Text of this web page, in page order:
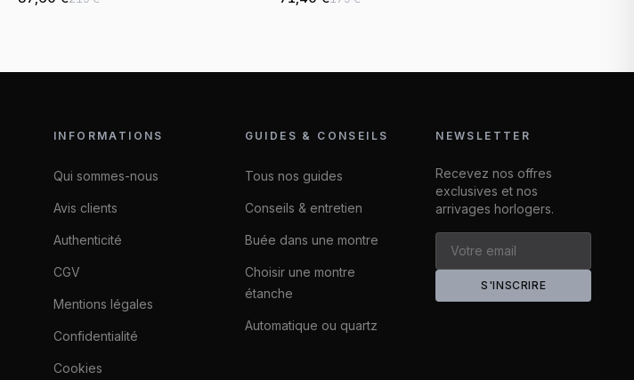
INFORMATIONS
Qui sommes-nous
Avis clients
Authenticité
CGV
Mentions légales
Confidentialité
Cookies
GUIDES & CONSEILS
Tous nos guides
Conseils & entretien
Buée dans une montre
Choisir une montre
étanche
Automatique ou quartz
NEWSLETTER
Recevez nos offres
exclusives et nos
arrivages horlogers.
S'INSCRIRE